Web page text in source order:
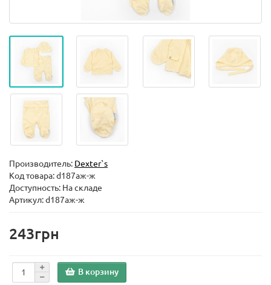
Производитель: Dexter`s
Код товара:d187аж-ж
Доступность: На складе
Артикул: d187аж-ж
243грн
В корзину